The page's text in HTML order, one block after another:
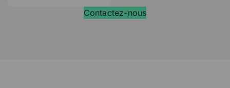
Contactez-nous